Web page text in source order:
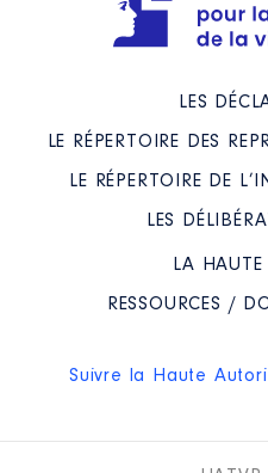
LES
LE RÉPERTOIRE DES
LE RÉPERTOIRE DE
LES
LA
RESSOURCES /
Suivre la Haute